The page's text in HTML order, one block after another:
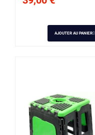
AJOUTER AU PANIER